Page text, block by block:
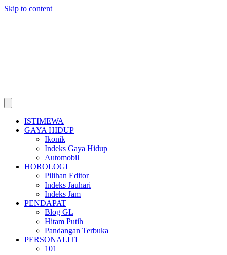
Skip to content
ISTIMEWA
GAYA HIDUP
Ikonik
Indeks Gaya Hidup
Automobil
HOROLOGI
Pilihan Editor
Indeks Jauhari
Indeks Jam
PENDAPAT
Blog GL
Hitam Putih
Pandangan Terbuka
PERSONALITI
101